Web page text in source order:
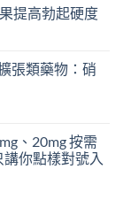
提高勃起硬度
張類藥物：硝
、20mg 按需
你點樣對號入